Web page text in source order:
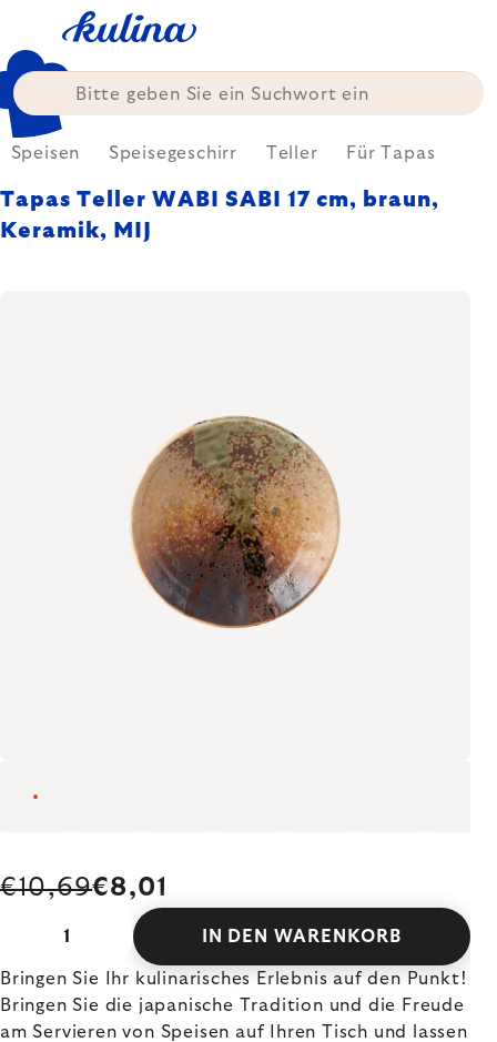
springen
Speisen Speisegeschirr Teller Für Tapas
Tapas Teller WABI SABI 17 cm, braun,
Keramik, MIJ
€10,69€8,01
IN DEN WARENKORB
Bringen Sie Ihr kulinarisches Erlebnis auf den Punkt!
Bringen Sie die japanische Tradition und die Freude
am Servieren von Speisen auf Ihren Tisch und lassen